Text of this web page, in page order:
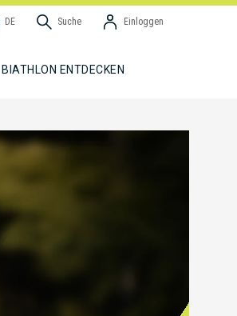
DE Suche Einloggen
BIATHLON ENTDECKEN